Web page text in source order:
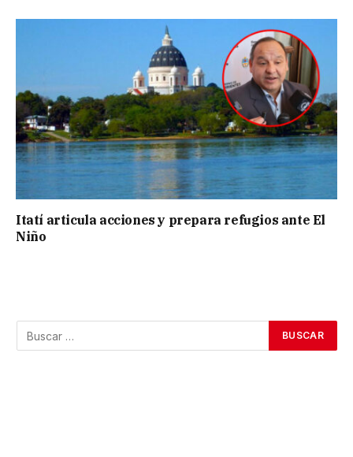
Itatí articula acciones y prepara refugios ante El
Niño